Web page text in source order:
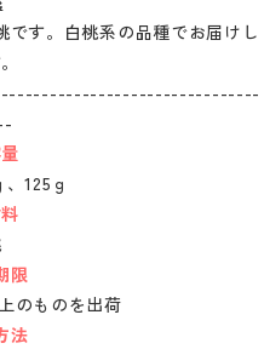
す。白桃系の品種でお届けし
125ｇ
限
のものを出荷
法